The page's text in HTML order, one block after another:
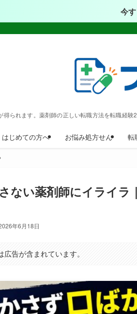
今
得られます。薬剤師の正しい転職方法を転職経
はじめての方へ お悩み処方せん 転
ない薬剤師にイライラ
年6月18日
告が含まれています。